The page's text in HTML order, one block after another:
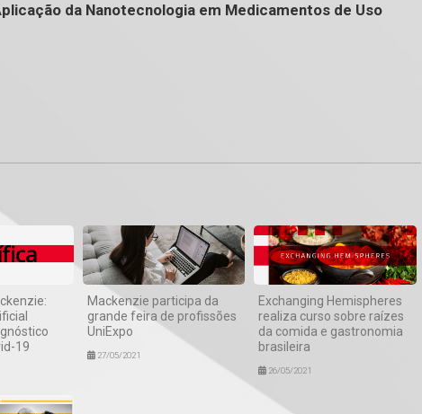
da Nanotecnologia em Medicamentos de Uso
19
Mackenzie participa da
grande feira de profissões
UniExpo
27/05/2021
Exchanging Hemispheres
realiza curso sobre raízes
da comida e gastronomia
brasileira
26/05/2021